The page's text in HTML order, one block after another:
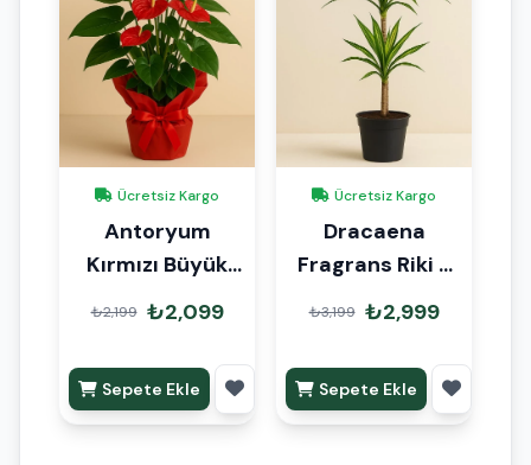
Ücretsiz Kargo
Antoryum
Kırmızı Büyük
Hediye Paketli
₺2,199 ₺2,099
Sepete Ekle
Ücretsiz Kargo
Dracaena
Fragrans Riki 2
Kök 80cm
₺3,199 ₺2,999
Sepete Ekle